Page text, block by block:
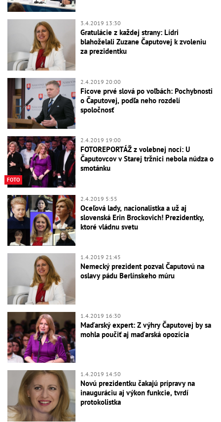
3.4.2019 13:30
Gratulácie z každej strany: Lídri
blahoželali Zuzane Čaputovej k zvoleniu
za prezidentku
2.4.2019 20:00
Ficove prvé slová po voľbách: Pochybnosti
o Čaputovej, podľa neho rozdelí
spoločnosť
FOTO
2.4.2019 19:00
FOTOREPORTÁŽ z volebnej noci: U
Čaputovcov v Starej tržnici nebola núdza o
smotánku
2.4.2019 5:55
Oceľová lady, nacionalistka a už aj
slovenská Erin Brockovich! Prezidentky,
ktoré vládnu svetu
1.4.2019 21:45
Nemecký prezident pozval Čaputovú na
oslavy pádu Berlínskeho múru
1.4.2019 16:30
Maďarský expert: Z výhry Čaputovej by sa
mohla poučiť aj maďarská opozícia
1.4.2019 14:50
Novú prezidentku čakajú prípravy na
inauguráciu aj výkon funkcie, tvrdí
protokolistka